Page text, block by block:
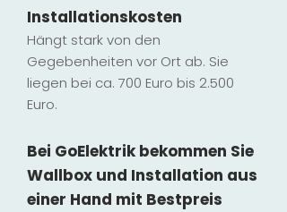
Installationskosten
Hängt stark von den
Gegebenheiten vor Ort ab. Sie
liegen bei ca. 700 Euro bis 2.500
Euro.
Bei GoElektrik bekommen Sie
Wallbox und Installation aus
einer Hand mit Bestpreis